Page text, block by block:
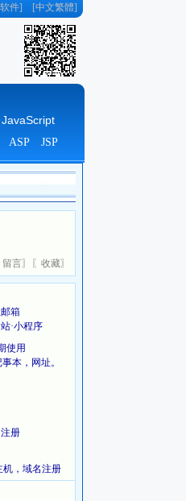
件] [中文繁體]
ASP JSP
留言〗〖 收藏〗
箱
·小程序
使用
本，网址。
册
机，域名注册